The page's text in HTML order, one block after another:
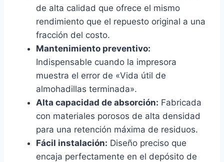
de alta calidad que ofrece el mismo
rendimiento que el repuesto original a una
fracción del costo.
Mantenimiento preventivo:
Indispensable cuando la impresora
muestra el error de «Vida útil de
almohadillas terminada».
Alta capacidad de absorción: Fabricada
con materiales porosos de alta densidad
para una retención máxima de residuos.
Fácil instalación: Diseño preciso que
encaja perfectamente en el depósito de